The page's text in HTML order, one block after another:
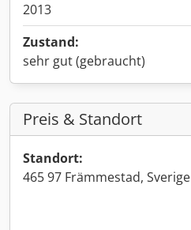
2013
Zustand:
sehr gut (gebraucht)
Preis & Standort
Standort:
465 97 Främmestad, Sverige